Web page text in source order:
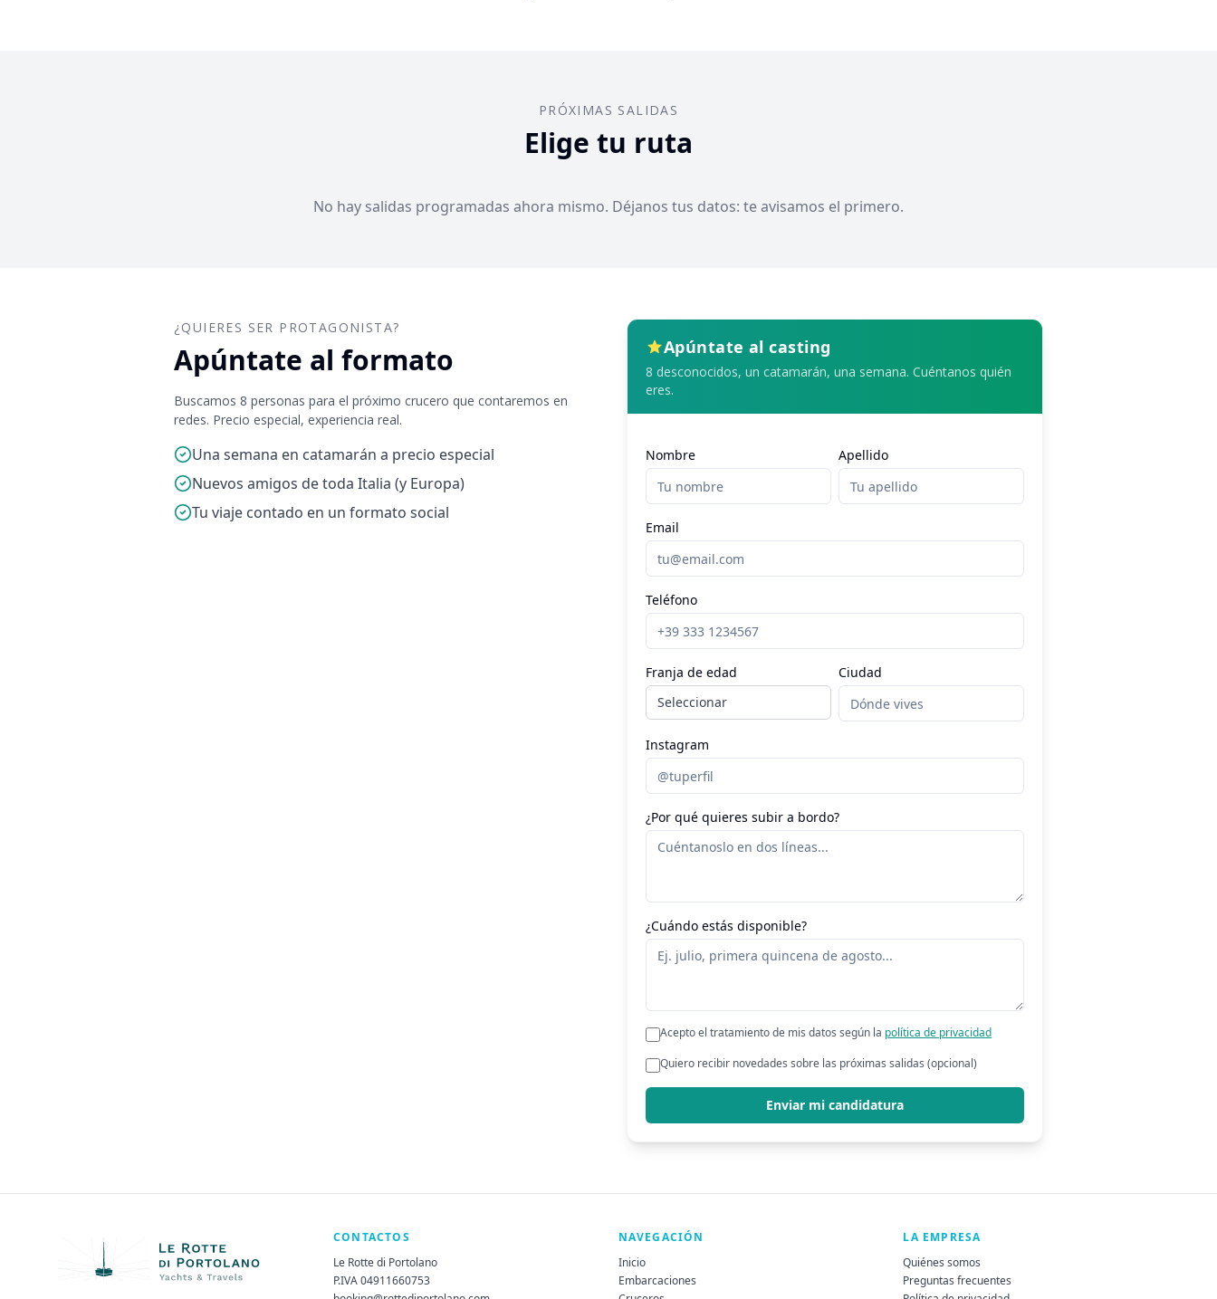
PRÓXIMAS SALIDAS
Elige tu ruta
No hay salidas programadas ahora mismo. Déjanos tus datos: te avisamos el primero.
¿QUIERES SER PROTAGONISTA?
Apúntate al formato
Buscamos 8 personas para el próximo crucero que contaremos en
redes. Precio especial, experiencia real.
Una semana en catamarán a precio especial
Nuevos amigos de toda Italia (y Europa)
Tu viaje contado en un formato social
Apúntate al casting
8 desconocidos, un catamarán, una semana. Cuéntanos quién
eres.
Nombre Apellido
Email
Teléfono
Franja de edad Ciudad
Instagram
¿Por qué quieres subir a bordo?
¿Cuándo estás disponible?
Acepto el tratamiento de mis datos según la política de privacidad
Quiero recibir novedades sobre las próximas salidas (opcional)
Enviar mi candidatura
CONTACTOS
Le Rotte di Portolano
P.IVA 04911660753
NAVEGACIÓN
Inicio
Embarcaciones
LA EMPRESA
Quiénes somos
Preguntas frecuentes